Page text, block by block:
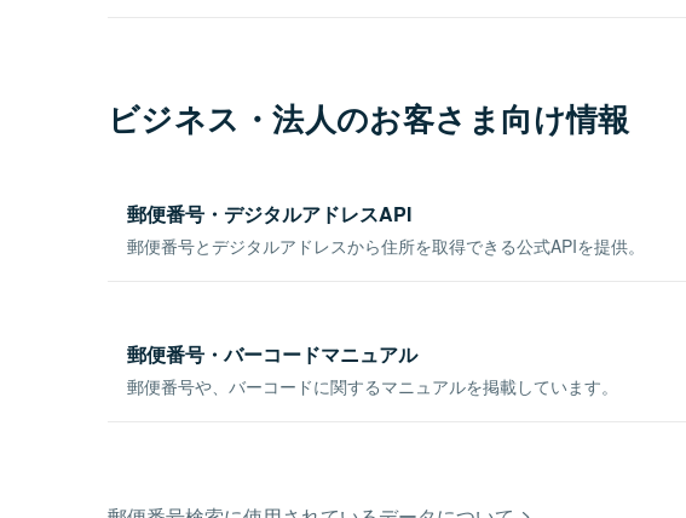
ビジネス・法人のお客さま向け情報
郵便番号・デジタルアドレスAPI
郵便番号とデジタルアドレスから住所を取得できる公式APIを提供。
郵便番号・バーコードマニュアル
郵便番号や、バーコードに関するマニュアルを掲載しています。